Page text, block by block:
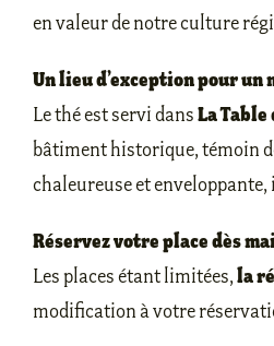
en valeur de notre culture
Un lieu d’exception pour un
Le thé est servi dansLa Table
bâtiment historique, témoin
chaleureuse et
Réservez votre place dès
Les places étant limitées,la
modification à votre